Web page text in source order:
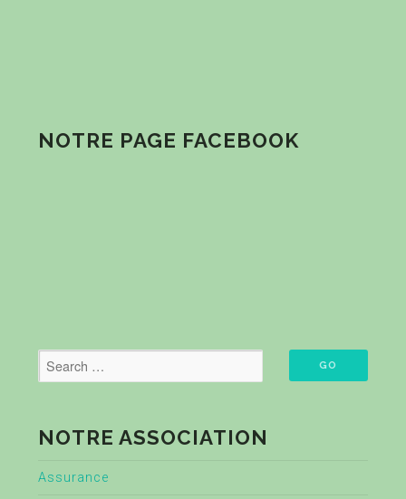
NOTRE PAGE FACEBOOK
NOTRE ASSOCIATION
Assurance